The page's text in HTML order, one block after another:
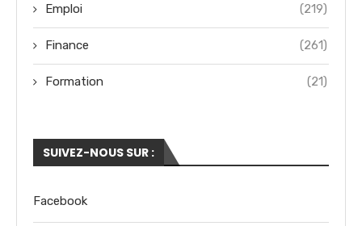
Emploi (219)
Finance (261)
Formation (21)
SUIVEZ-NOUS SUR :
Facebook